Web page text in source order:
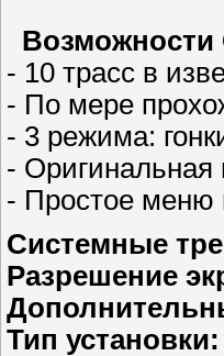
Возможности
- 10 трасс в
- По мере
- 3 режима:
-
- Простое меню
Системные
Разрешение
Тип установки: